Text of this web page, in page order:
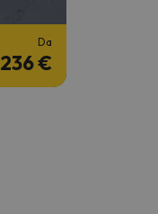
Da
236 €